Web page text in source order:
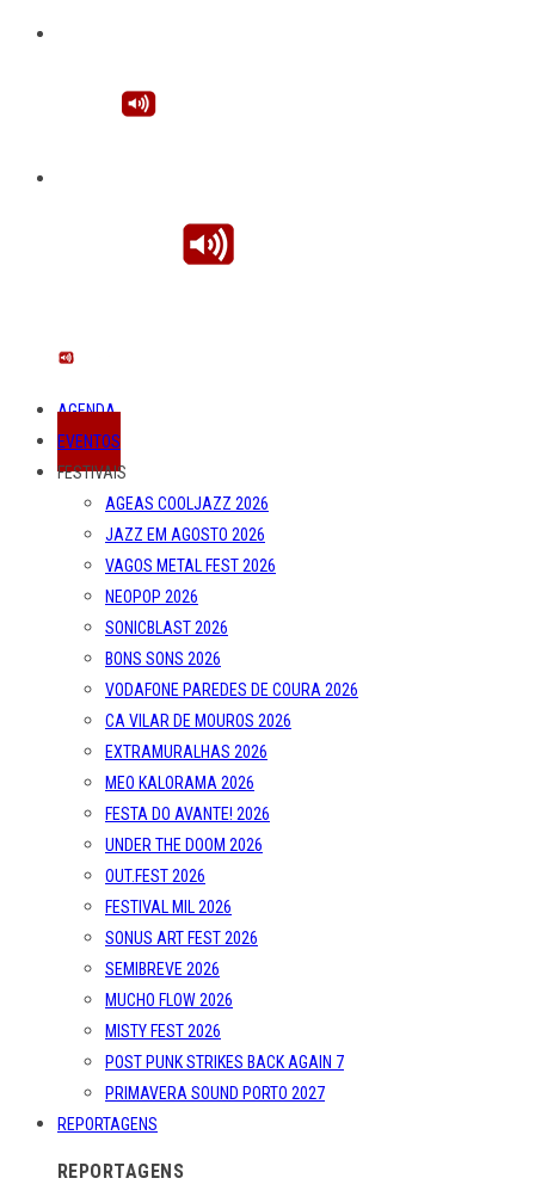
AGENDA
EVENTOS
FESTIVAIS
AGEAS COOLJAZZ 2026
JAZZ EM AGOSTO 2026
VAGOS METAL FEST 2026
NEOPOP 2026
SONICBLAST 2026
BONS SONS 2026
VODAFONE PAREDES DE COURA 2026
CA VILAR DE MOUROS 2026
EXTRAMURALHAS 2026
MEO KALORAMA 2026
FESTA DO AVANTE! 2026
UNDER THE DOOM 2026
OUT.FEST 2026
FESTIVAL MIL 2026
SONUS ART FEST 2026
SEMIBREVE 2026
MUCHO FLOW 2026
MISTY FEST 2026
POST PUNK STRIKES BACK AGAIN 7
PRIMAVERA SOUND PORTO 2027
REPORTAGENS
REPORTAGENS